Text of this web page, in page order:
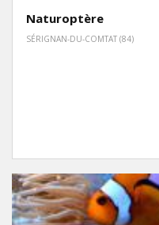
Naturoptère
SÉRIGNAN-DU-COMTAT (84)